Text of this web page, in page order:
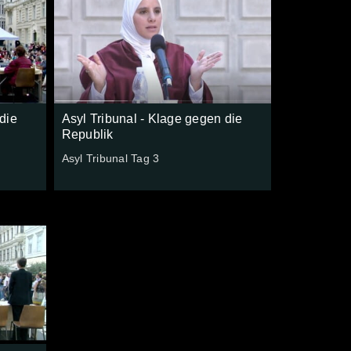
Asyl Tribunal - Klage gegen die
Republik
Asyl Tribunal Tag 3